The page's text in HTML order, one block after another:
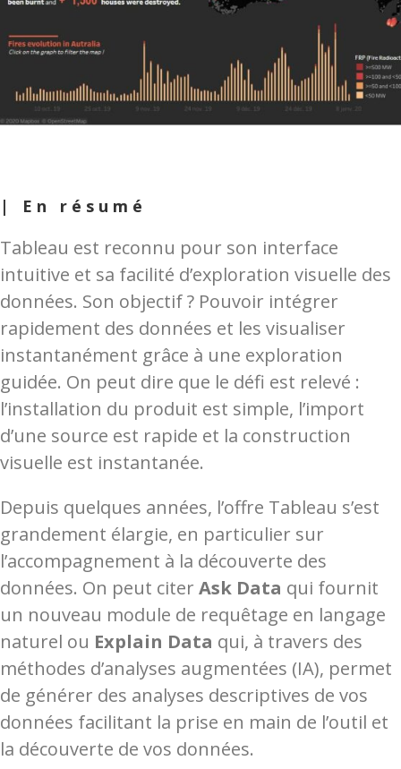
| En résumé
Tableau est reconnu pour son interface
intuitive et sa facilité d’exploration visuelle des
données. Son objectif ? Pouvoir intégrer
rapidement des données et les visualiser
instantanément grâce à une exploration
guidée. On peut dire que le défi est relevé :
l’installation du produit est simple, l’import
d’une source est rapide et la construction
visuelle est instantanée.
Depuis quelques années, l’offre Tableau s’est
grandement élargie, en particulier sur
l’accompagnement à la découverte des
données. On peut citer Ask Data qui fournit
un nouveau module de requêtage en langage
naturel ou Explain Data qui, à travers des
méthodes d’analyses augmentées (IA), permet
de générer des analyses descriptives de vos
données facilitant la prise en main de l’outil et
la découverte de vos données.